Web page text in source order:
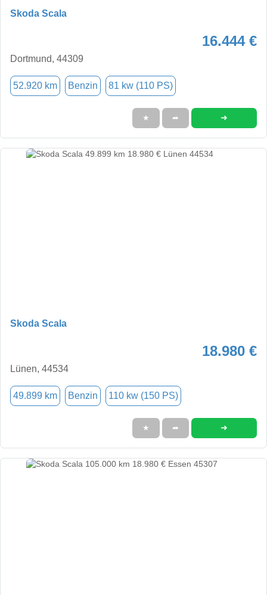
Skoda Scala
16.444 €
Dortmund, 44309
52.920 km Benzin 81 kw (110 PS)
★ ➦ ➜
Skoda Scala
18.980 €
Lünen, 44534
49.899 km Benzin 110 kw (150 PS)
★ ➦ ➜